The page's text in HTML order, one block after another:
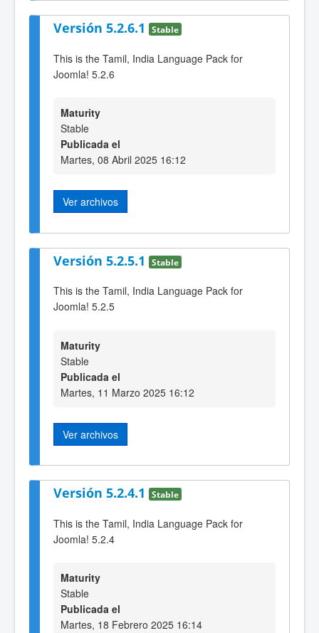
Versión 5.2.6.1 Stable
This is the Tamil, India Language Pack for
Joomla! 5.2.6
Maturity
Stable
Publicada el
Martes, 08 Abril 2025 16:12
Ver archivos
Versión 5.2.5.1 Stable
This is the Tamil, India Language Pack for
Joomla! 5.2.5
Maturity
Stable
Publicada el
Martes, 11 Marzo 2025 16:12
Ver archivos
Versión 5.2.4.1 Stable
This is the Tamil, India Language Pack for
Joomla! 5.2.4
Maturity
Stable
Publicada el
Martes, 18 Febrero 2025 16:14